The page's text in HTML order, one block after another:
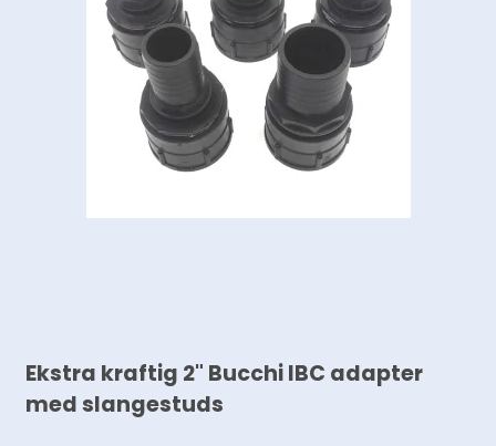
Ekstra kraftig 2" Bucchi IBC adapter
med slangestuds